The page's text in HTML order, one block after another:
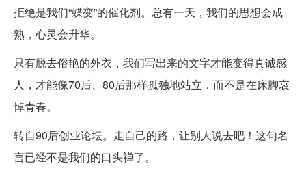
拒绝是我们“蝶变”的催化剂。总有一天，我们的思想会成
熟，心灵会升华。
只有脱去俗艳的外衣，我们写出来的文字才能变得真诚感
人，才能像70后、80后那样孤独地站立，而不是在床脚哀
悼青春。
转自90后创业论坛。走自己的路，让别人说去吧！这句名
言已经不是我们的口头禅了。